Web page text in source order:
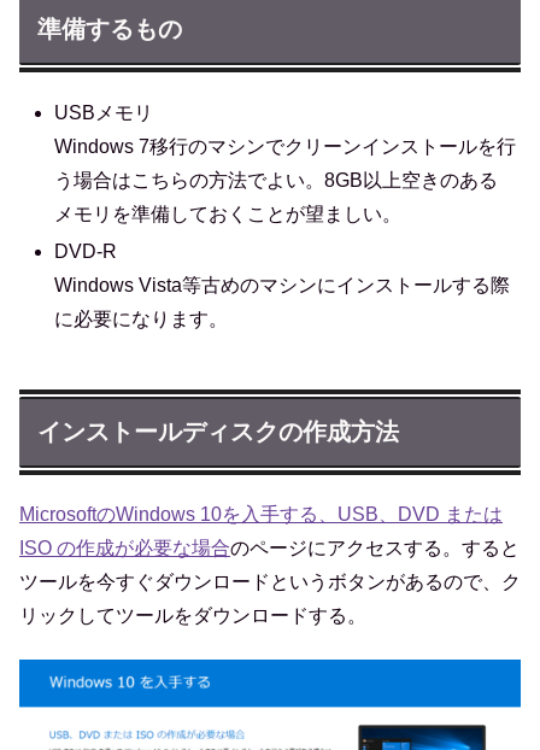
準備するもの
USBメモリ
Windows 7移行のマシンでクリーンインストールを行
う場合はこちらの方法でよい。8GB以上空きのある
メモリを準備しておくことが望ましい。
DVD-R
Windows Vista等古めのマシンにインストールする際
に必要になります。
インストールディスクの作成方法
MicrosoftのWindows 10を入手する、USB、DVD または
ISO の作成が必要な場合のページにアクセスする。すると
ツールを今すぐダウンロードというボタンがあるので、ク
リックしてツールをダウンロードする。